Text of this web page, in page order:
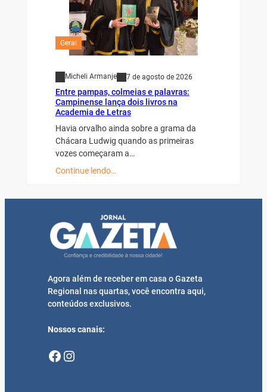
Geral
Micheli Armanje 7 de agosto de 2026
Entre pampas, colmeias e palavras:
Campinense lança dois livros na
Academia de Letras
Havia orvalho ainda sobre a grama da
Chácara Ludwig quando as primeiras
vozes começaram a…
Continue lendo…
Agora além de receber em casa o Gazeta
Regional nas quartas, você encontra aqui,
conteúdos exclusivos.
Nossos canais:
Facebook Instagram